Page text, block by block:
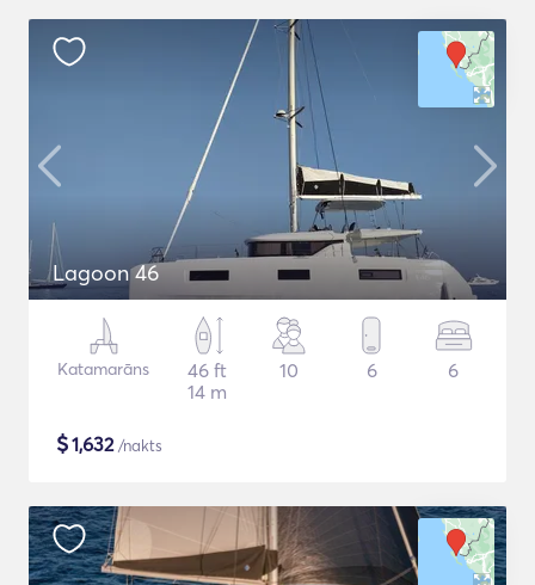
Lagoon 46
Katamarāns
46 ft
14 m
10 6 6
$1,632/nakts